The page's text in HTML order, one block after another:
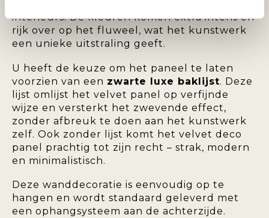
interieurs. De kleuren komen extra intens en
rijk over op het fluweel, wat het kunstwerk
een unieke uitstraling geeft.
U heeft de keuze om het paneel te laten
voorzien van een zwarte luxe baklijst. Deze
lijst omlijst het velvet panel op verfijnde
wijze en versterkt het zwevende effect,
zonder afbreuk te doen aan het kunstwerk
zelf. Ook zonder lijst komt het velvet deco
panel prachtig tot zijn recht – strak, modern
en minimalistisch.
Deze wanddecoratie is eenvoudig op te
hangen en wordt standaard geleverd met
een ophangsysteem aan de achterzijde.